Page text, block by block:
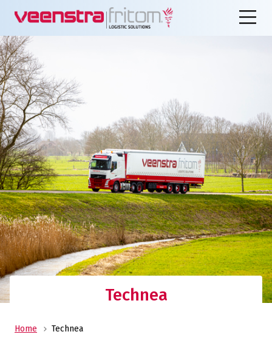
Technea
Home Technea